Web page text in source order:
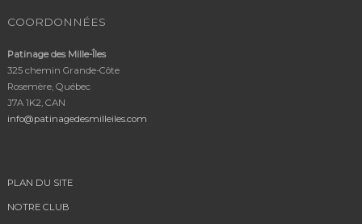
COORDONNÉES
Patinage des Mille-Îles
325 chemin Grande-Côte
Rosemère, Québec
J7A 1K2, CAN
info@patinagedesmilleiles.com
PLAN DU SITE
NOTRE CLUB